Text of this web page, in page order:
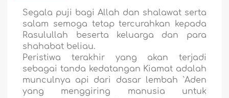
Segala puji bagi Allah dan shalawat serta
salam semoga tetap tercurahkan kepada
Rasulullah beserta keluarga dan para
shahabat beliau.
Peristiwa terakhir yang akan terjadi
sebagai tanda kedatangan Kiamat adalah
munculnya api dari dasar lembah `Aden
yang menggiring manusia untuk